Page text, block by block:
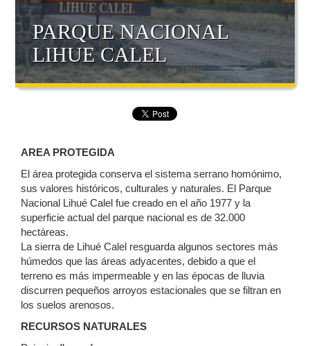
PARQUE NACIONAL
LIHUE CALEL
AREA PROTEGIDA
El área protegida conserva el sistema serrano homónimo,
sus valores históricos, culturales y naturales. El Parque
Nacional Lihué Calel fue creado en el año 1977 y la
superficie actual del parque nacional es de 32.000
hectáreas.
La sierra de Lihué Calel resguarda algunos sectores más
húmedos que las áreas adyacentes, debido a que el
terreno es más impermeable y en las épocas de lluvia
discurren pequeños arroyos estacionales que se filtran en
los suelos arenosos.
RECURSOS NATURALES